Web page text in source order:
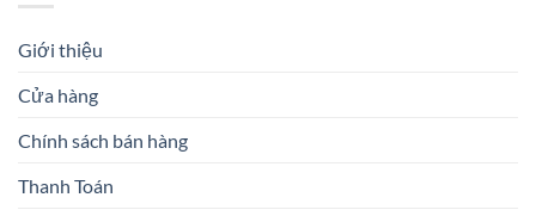
Giới thiệu
Cửa hàng
Chính sách bán hàng
Thanh Toán